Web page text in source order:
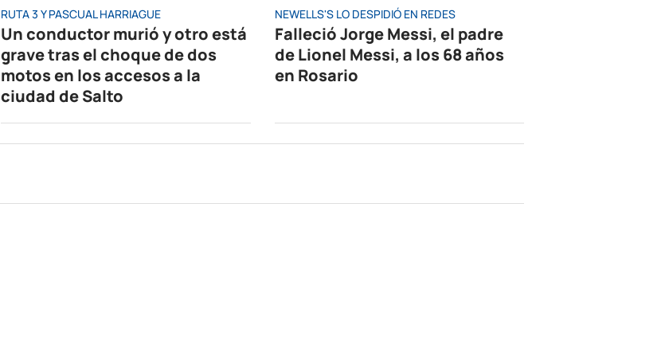
RUTA 3 Y PASCUAL HARRIAGUE
Un conductor murió y otro está
grave tras el choque de dos
motos en los accesos a la
ciudad de Salto
NEWELLS'S LO DESPIDIÓ EN REDES
Falleció Jorge Messi, el padre
de Lionel Messi, a los 68 años
en Rosario